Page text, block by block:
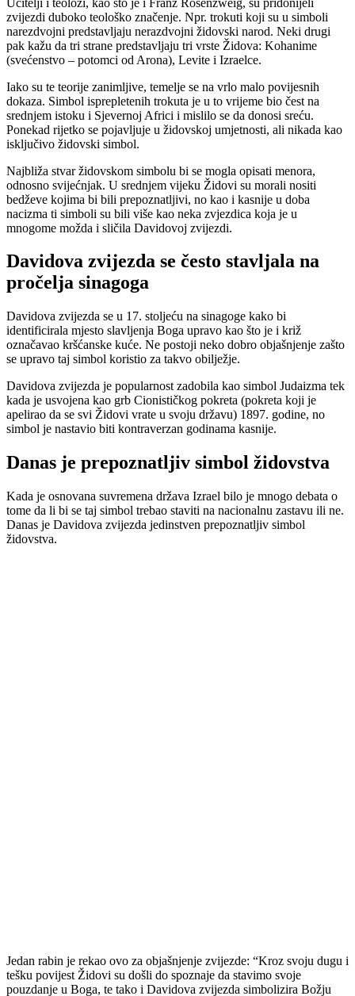
zvijezdi duboko teološko značenje. Npr. trokuti koji su u simboli
narezdvojni predstavljaju nerazdvojni židovski narod. Neki drugi
pak kažu da tri strane predstavljaju tri vrste Židova: Kohanime
(svećenstvo – potomci od Arona), Levite i Izraelce.
Iako su te teorije zanimljive, temelje se na vrlo malo povijesnih
dokaza. Simbol isprepletenih trokuta je u to vrijeme bio čest na
srednjem istoku i Sjevernoj Africi i mislilo se da donosi sreću.
Ponekad rijetko se pojavljuje u židovskoj umjetnosti, ali nikada kao
isključivo židovski simbol.
Najbliža stvar židovskom simbolu bi se mogla opisati menora,
odnosno svijećnjak. U srednjem vijeku Židovi su morali nositi
bedževe kojima bi bili prepoznatljivi, no kao i kasnije u doba
nacizma ti simboli su bili više kao neka zvjezdica koja je u
mnogome možda i sličila Davidovoj zvijezdi.
Davidova zvijezda se često stavljala na
pročelja sinagoga
Davidova zvijezda se u 17. stoljeću na sinagoge kako bi
identificirala mjesto slavljenja Boga upravo kao što je i križ
označavao kršćanske kuće. Ne postoji neko dobro objašnjenje zašto
se upravo taj simbol koristio za takvo obilježje.
Davidova zvijezda je popularnost zadobila kao simbol Judaizma tek
kada je usvojena kao grb Cionističkog pokreta (pokreta koji je
apelirao da se svi Židovi vrate u svoju državu) 1897. godine, no
simbol je nastavio biti kontraverzan godinama kasnije.
Danas je prepoznatljiv simbol židovstva
Kada je osnovana suvremena država Izrael bilo je mnogo debata o
tome da li bi se taj simbol trebao staviti na nacionalnu zastavu ili ne.
Danas je Davidova zvijezda jedinstven prepoznatljiv simbol
židovstva.
Jedan rabin je rekao ovo za objašnjenje zvijezde: “Kroz svoju dugu i
tešku povijest Židovi su došli do spoznaje da stavimo svoje
pouzdanje u Boga, te tako i Davidova zvijezda simbolizira Božju